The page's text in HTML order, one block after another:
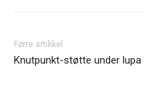
Førre artikkel
Knutpunkt-støtte under lupa